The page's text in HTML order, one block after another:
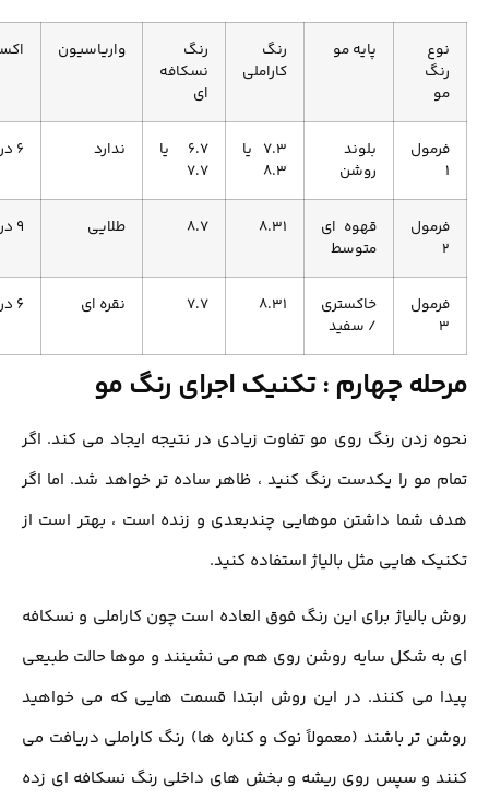
رنگ
نسکافه
واریاسیون اکسیدان
بلوند
6.7 یا
ندارد
قهوه ای
8.31
خاکستری
8.31
چهارم : تکنیک اجرای رنگ مو
زدن رنگ روی مو تفاوت زیادی در نتیجه ایجاد می کند. اگر
مو را یکدست رنگ کنید ، ظاهر ساده تر خواهد شد. اما اگر
شما داشتن موهایی چندبعدی و زنده است ، بهتر است از
هایی مثل بالیاژ استفاده کنید.
برای این رنگ فوق العاده است چون کاراملی و نسکافه
شکل سایه روشن روی هم می نشینند و موها حالت طبیعی
می کنند. در این روش ابتدا قسمت هایی که می خواهید
تر باشند (معمولاً نوک و کناره ها) رنگ کاراملی دریافت می
و سپس روی ریشه و بخش های داخلی رنگ نسکافه ای زده